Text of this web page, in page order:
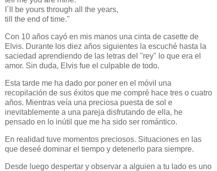
I´ll be yours through all the years,
till the end of time."
Con 10 años cayó en mis manos una cinta de casette de
Elvis. Durante los diez años siguientes la escuché hasta la
saciedad aprendiendo de las letras del "rey" lo que era el
amor. Sin duda, Elvis fue el culpable de todo.
Esta tarde me ha dado por poner en el móvil una
recopilación de sus éxitos que me compré hace tres o cuatro
años. Mientras veía una preciosa puesta de sol e
inevitablemente a una pareja disfrutando de ella, he
pensado en lo inútil que me ha sido ser romántico.
En realidad tuve momentos preciosos. Situaciones en las
que deseé dominar el tiempo y detenerlo para siempre.
Desde luego despertar y observar a alguien a tu lado es uno